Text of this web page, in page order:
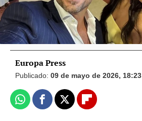
Europa Press
Publicado: 09 de mayo de 2026, 18:23
WhatsappFacebook
X Flipboard